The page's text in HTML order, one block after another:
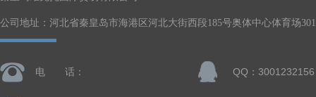
公司地址：河北省秦皇岛市海港区河北大街西段185号奥体中心体育场
电 话： QQ：3001232156